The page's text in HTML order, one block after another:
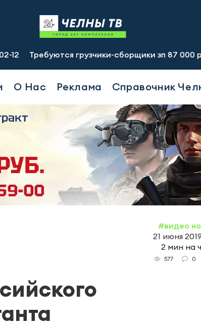
грузчики-сборщики зп 87 000 руб.,
О Нас Реклама Справочник
#видео
21 июня
2 мин на
577 0